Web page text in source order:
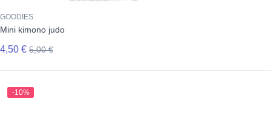
GOODIES
Mini kimono judo
4,50 € 5,00 €
-10%